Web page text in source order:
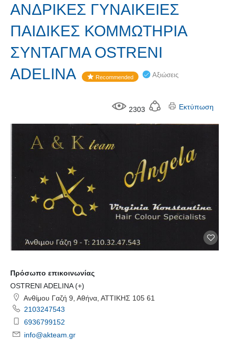
ΑΝΔΡΙΚΕΣ ΓΥΝΑΙΚΕΙΕΣ
ΠΑΙΔΙΚΕΣ ΚΟΜΜΩΤΗΡΙΑ
ΣΥΝΤΑΓΜΑ OSTRENI
ADELINA
Recommended Αξιώσεις
2303 Εκτύπωση
Πρόσωπο επικοινωνίας
OSTRENI ADELINA (+)
Ανθίμου Γαζή 9, Αθήνα, ΑΤΤΙΚΗΣ 105 61
2103247543
6936799152
info@akteam.gr